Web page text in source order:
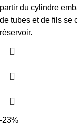
partir du cylindre
de tubes et de fils se
réservoir.
-23%